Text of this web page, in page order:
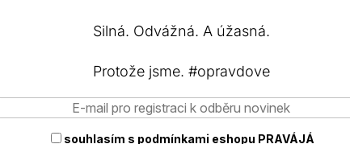
Silná. Odvážná. A úžasná.
Protože jsme. #opravdove
souhlasím s podmínkami eshopu PRAVÁJÁ